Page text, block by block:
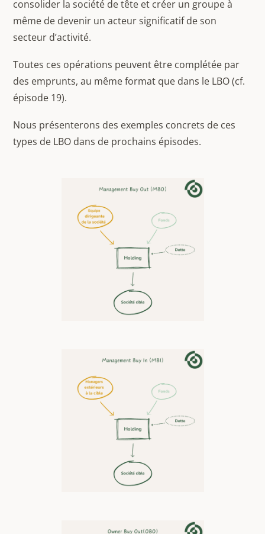
consolider la société de tête et créer un groupe à
même de devenir un acteur significatif de son
secteur d’activité.
Toutes ces opérations peuvent être complétée par
des emprunts, au même format que dans le LBO (cf.
épisode 19).
Nous présenterons des exemples concrets de ces
types de LBO dans de prochains épisodes.